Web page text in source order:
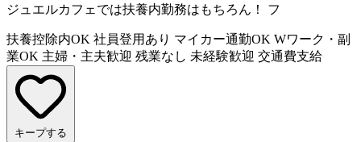
ジュエルカフェでは扶養内勤務はもちろん！ フ
扶養控除内OK 社員登用あり マイカー通勤OK Wワーク・副
業OK 主婦・主夫歓迎 残業なし 未経験歓迎 交通費支給
キープする